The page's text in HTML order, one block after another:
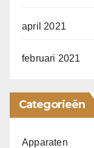
april 2021
februari 2021
Categorieën
Apparaten